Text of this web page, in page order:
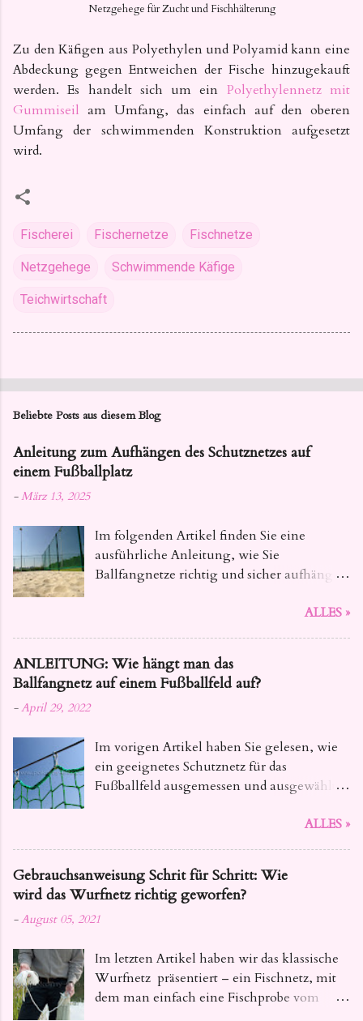
Netzgehege für Zucht und Fischhälterung
Zu den Käfigen aus Polyethylen und Polyamid kann eine
Abdeckung gegen Entweichen der Fische hinzugekauft
werden. Es handelt sich um ein Polyethylennetz mit
Gummiseil am Umfang, das einfach auf den oberen
Umfang der schwimmenden Konstruktion aufgesetzt
wird.
Fischerei Fischernetze Fischnetze
Netzgehege Schwimmende Käfige
Teichwirtschaft
Beliebte Posts aus diesem Blog
Anleitung zum Aufhängen des Schutznetzes auf
einem Fußballplatz
-März 13, 2025
Im folgenden Artikel finden Sie eine
ausführliche Anleitung, wie Sie
Ballfangnetze richtig und sicher aufhängen
notwendigen Informationen, von der
zu den konkreten Installationsschritten,
damit Ihre Netze fest und zuverlässig sind.
ALLES »
ANLEITUNG: Wie hängt man das
Ballfangnetz auf einem Fußballfeld auf?
-April 29, 2022
Im vorigen Artikel haben Sie gelesen, wie
ein geeignetes Schutznetz für das
Fußballfeld ausgemessen und ausgewählt
das Ballfangnetz für Fussball so aufhängen ,
ALLES »
Gebrauchsanweisung Schrit für Schritt: Wie
wird das Wurfnetz richtig geworfen?
-August 05, 2021
Im letzten Artikel haben wir das klassische
Wurfnetz präsentiert – ein Fischnetz, mit
dem man einfach eine Fischprobe vom